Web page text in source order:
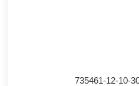
735461-12-10-